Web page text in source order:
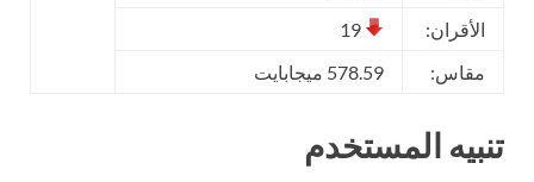
الأقران:
مقاس:
578.59 ميجابايت
تنبيه المستخدم